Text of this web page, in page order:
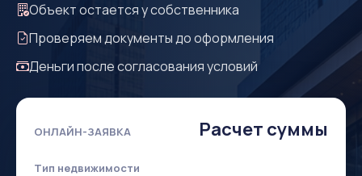
Объект остается у собственника
Проверяем документы до оформления
Деньги после согласования условий
ОНЛАЙН-ЗАЯВКА Расчет суммы
Тип недвижимости